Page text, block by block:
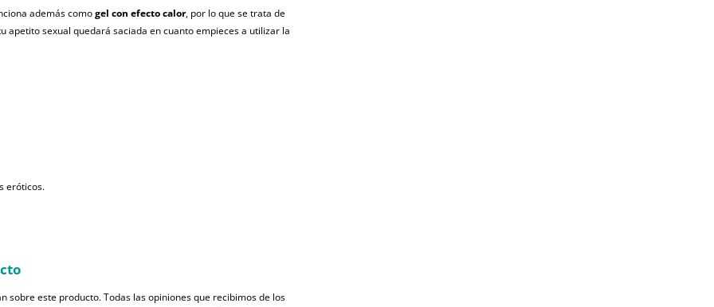
además comogel con efecto calor, por lo que se trata de
apetito sexual quedará saciada en cuanto empieces a utilizar la
eróticos.
sobre este producto. Todas las opiniones que recibimos de los